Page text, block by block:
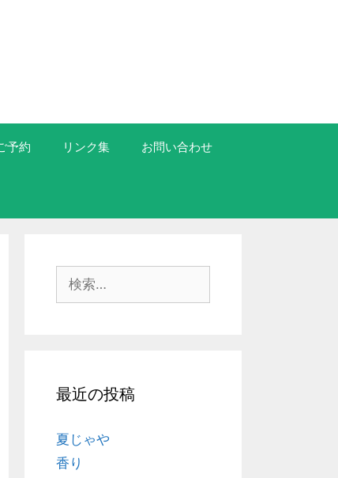
予約 リンク集 お問い合わせ
最近の投稿
夏じゃや
香り